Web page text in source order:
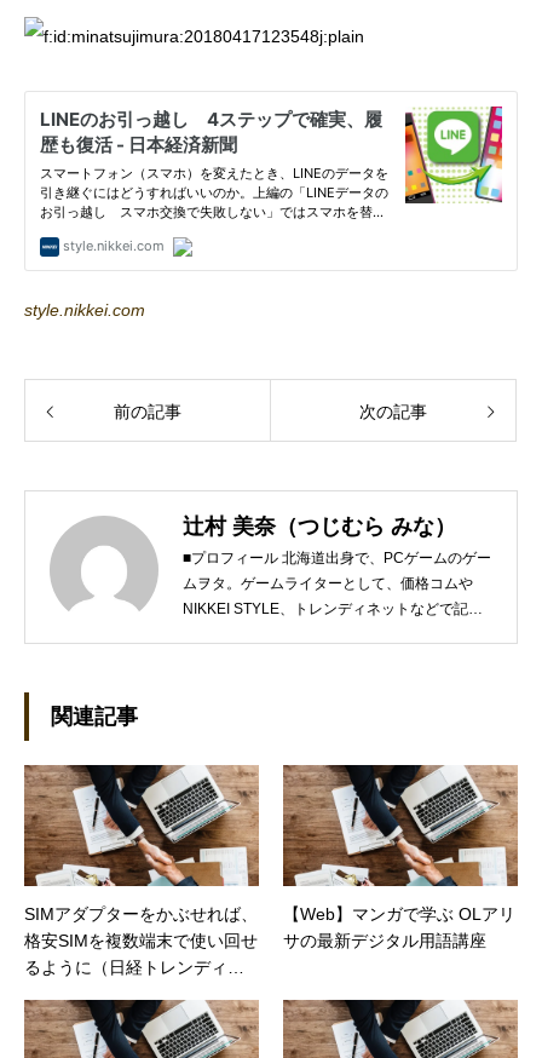
style.nikkei.com
前の記事 次の記事
辻村 美奈（つじむら みな）
■プロフィール 北海道出身で、PCゲームのゲー
ムヲタ。ゲームライターとして、価格コムや
NIKKEI STYLE、トレンディネットなどで記事
関連記事
SIMアダプターをかぶせれば、
格安SIMを複数端末で使い回せ
るように（日経トレンディネ
【Web】マンガで学ぶ OLアリ
サの最新デジタル用語講座